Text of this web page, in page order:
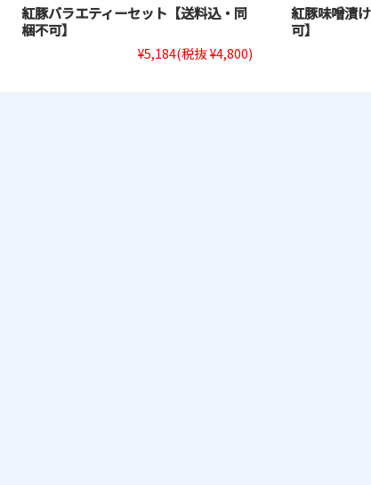
紅豚バラエティーセット【送料込・同
梱不可】
¥5,184(税抜 ¥4,800)
紅豚味噌漬
可】